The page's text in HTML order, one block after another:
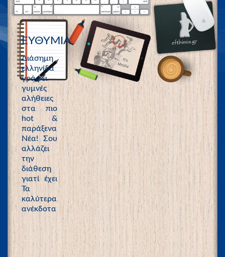
ΕΥΘΥΜΙΑ
Διάσημη
ελληνίδα
γράφει
γυμνές
αλήθειες
στα πιο
hot &
παράξενα
Νέα! Σου
αλλάζει
την
διάθεση
γιατί έχει
Τα
καλύτερα
ανέκδοτα